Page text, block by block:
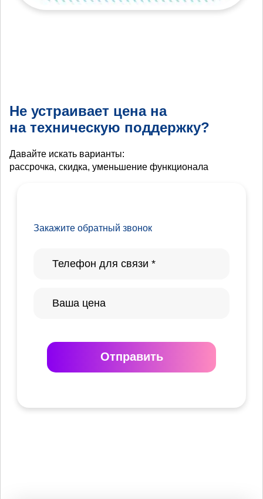
Не устраивает цена на
на техническую поддержку?
Давайте искать варианты:
рассрочка, скидка, уменьшение функционала
Закажите обратный звонок
Отправить